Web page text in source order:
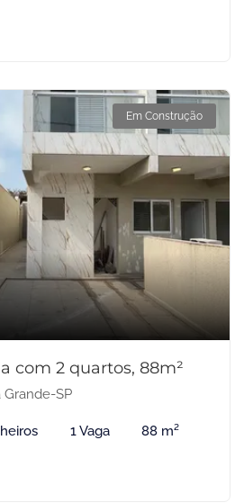
Em Construção
com 2 quartos, 88m²
Grande-SP
1 Vaga 88 m²